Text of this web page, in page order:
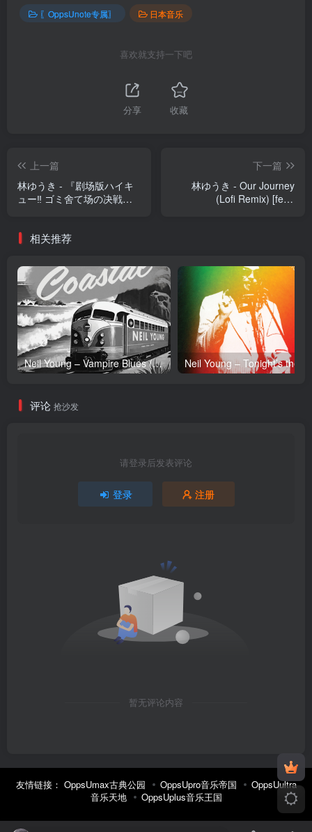
〖OppsUnote专属〗 日本音乐
喜欢就支持一下吧
分享 收藏
上一篇
林ゆうき - 『剧场版ハイキ
ュー‼ ゴミ舍て场の决戦』
【16bit／44.1kHz】日本区
下一篇
林ゆうき - Our Journey
(Lofi Remix) [feat.
相关推荐
Neil Young – Vampire Blues (Live) – Single(054391239303)【24bit／96.0kHz】土耳其区
评论 抢沙发
请登录后发表评论
登录 注册
暂无评论内容
友情链接： OppsUmax古典公园 OppsUpro音乐帝国
OppsUultra
音乐天地
OppsUplus音乐王国